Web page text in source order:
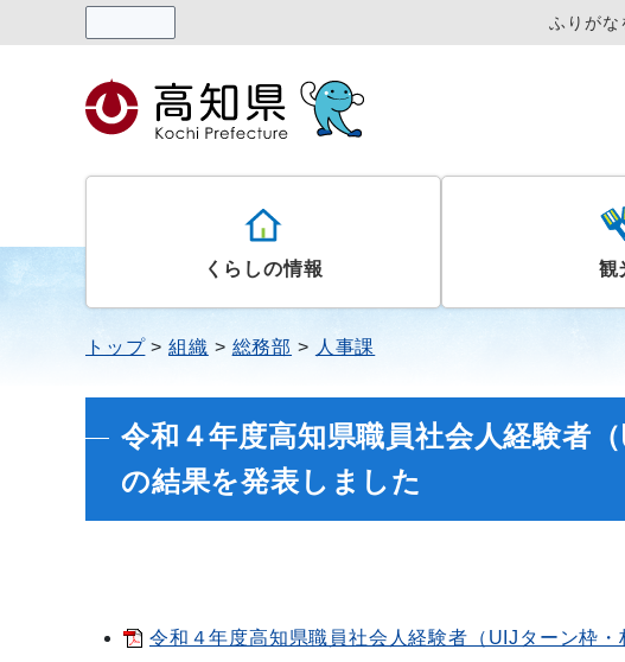
ふりがな
くらしの情報 観
トップ 組織 総務部 人事課
令和４年度高知県職員社会人経験者
の結果を発表しました
令和４年度高知県職員社会人経験者（UIJターン枠